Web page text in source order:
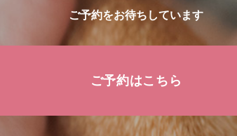
ご予約をお待ちしています
ご予約はこちら